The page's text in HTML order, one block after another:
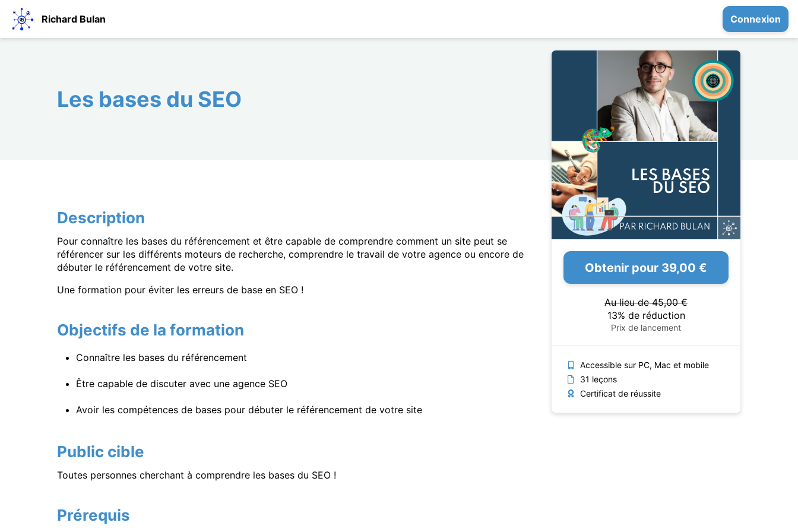
Richard Bulan Connexion
Les bases du SEO
Obtenir pour 39,00 €
Au lieu de 45,00 €
13% de réduction
Prix de lancement
Accessible sur PC, Mac et mobile
31 leçons
Certificat de réussite
Description
Pour connaître les bases du référencement et être capable de comprendre comment un site peut se
référencer sur les différents moteurs de recherche, comprendre le travail de votre agence ou encore de
débuter le référencement de votre site.
Une formation pour éviter les erreurs de base en SEO !
Objectifs de la formation
Connaître les bases du référencement
Être capable de discuter avec une agence SEO
Avoir les compétences de bases pour débuter le référencement de votre site
Public cible
Toutes personnes cherchant à comprendre les bases du SEO !
Prérequis